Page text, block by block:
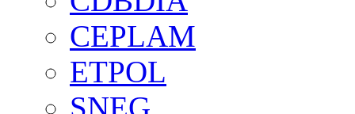
CEPLAM
ETPOL
SNEG